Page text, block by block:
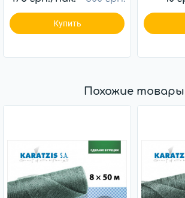
Купить
Похожие товары